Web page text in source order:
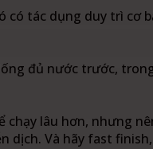
tác dụng duy trì cơ
đủ nước trước,
lâu hơn, nhưng
Và hãy fast